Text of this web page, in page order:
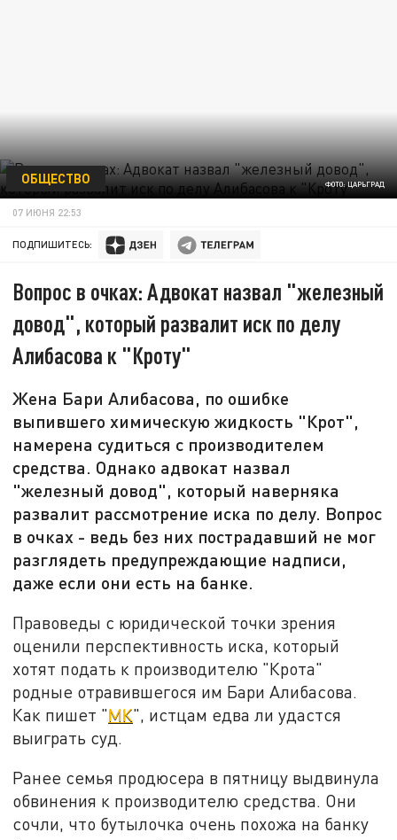
ФОТО: ЦАРЬГРАД
ОБЩЕСТВО
07 ИЮНЯ 22:53
ПОДПИШИТЕСЬ:
Вопрос в очках: Адвокат назвал "железный
довод", который развалит иск по делу
Алибасова к "Кроту"
Жена Бари Алибасова, по ошибке
выпившего химическую жидкость "Крот",
намерена судиться с производителем
средства. Однако адвокат назвал
"железный довод", который наверняка
развалит рассмотрение иска по делу. Вопрос
в очках - ведь без них пострадавший не мог
разглядеть предупреждающие надписи,
даже если они есть на банке.
Правоведы с юридической точки зрения
оценили перспективность иска, который
хотят подать к производителю "Крота"
родные отравившегося им Бари Алибасова.
Как пишет "МК", истцам едва ли удастся
выиграть суд.
Ранее семья продюсера в пятницу выдвинула
обвинения к производителю средства. Они
сочли, что бутылочка очень похожа на банку